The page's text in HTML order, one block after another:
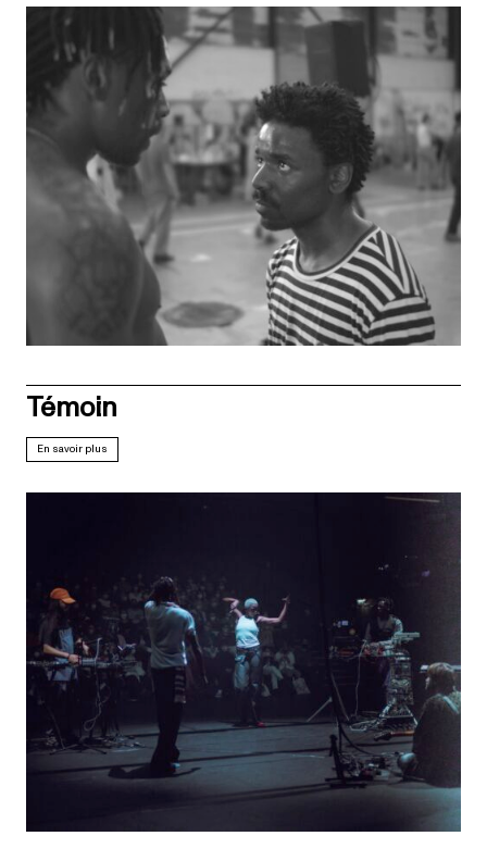
Témoin
En savoir plus